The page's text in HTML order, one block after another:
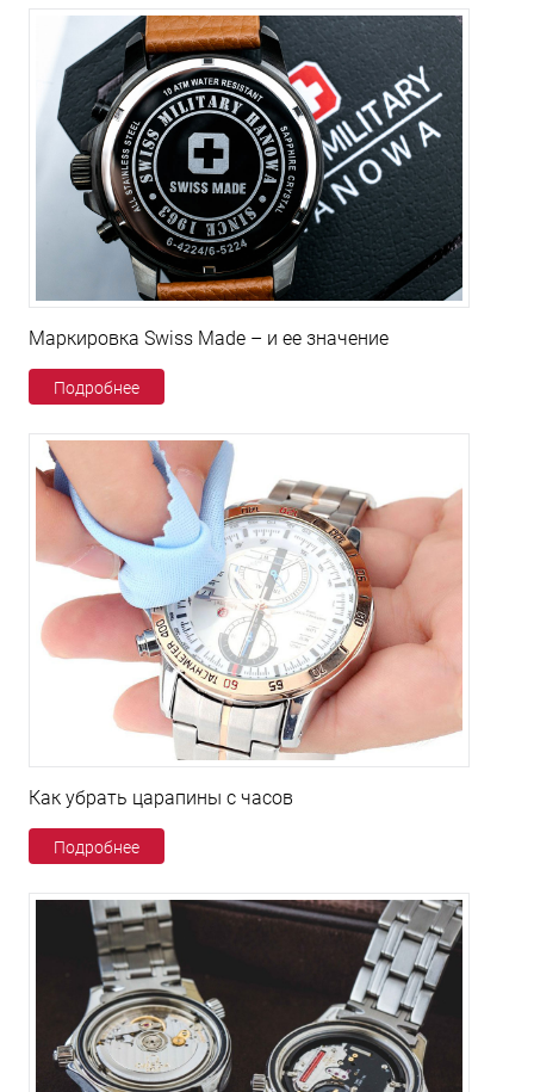
Маркировка Swiss Made – и ее значение
Подробнее
Как убрать царапины с часов
Подробнее